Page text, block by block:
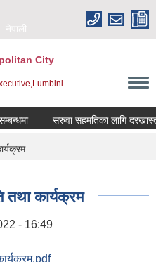
नेपाली
City
सरुवा सहमतिका लागि दरखास्त
कार्यक्रम
- 16:49